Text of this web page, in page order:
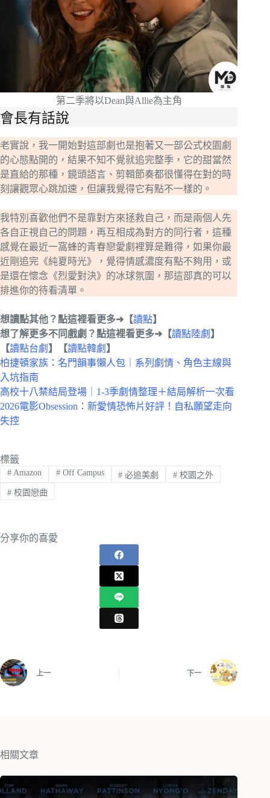
第二季將以Dean與Allie為主角
會長有話說
老實說，我一開始對這部劇也是抱著又一部公式校園劇
的心態點開的，結果不知不覺就追完整季，它的甜當然
是直給的那種，鏡頭語言、剪輯節奏都很懂得在對的時
刻讓觀眾心跳加速，但讓我覺得它有點不一樣的。
我特別喜歡他們不是靠對方來拯救自己，而是兩個人先
各自正視自己的問題，再互相成為對方的同行者，這種
感覺在最近一窩蜂的青春戀愛劇裡算是難得，如果你最
近剛追完《純夏時光》，覺得情感濃度有點不夠用，或
是還在懷念《烈愛對決》的冰球氛圍，那這部真的可以
排進你的待看清單。
想讀點其他？點這裡看更多➜【讀點】
想了解更多不同戲劇？點這裡看更多➜【讀點陸劇 】
【讀點台劇 】【讀點韓劇 】
柏捷頓家族：名門韻事懶人包｜系列劇情、角色主線與
入坑指南
高校十八禁結局登場｜1-3季劇情整理＋結局解析一次看
2026電影Obsession：新愛情恐怖片好評！自私願望走向
失控
標籤
#Amazon #Off Campus # 必追美劇 # 校園之外
#校園戀曲
分享你的喜愛
上一 下一
相關文章